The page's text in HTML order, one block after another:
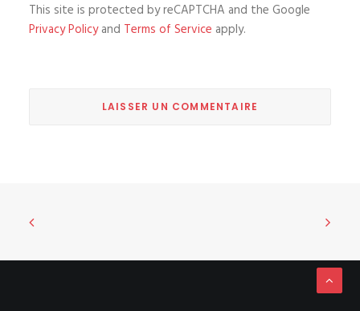
This site is protected by reCAPTCHA and the Google
Privacy Policyand Terms of Service apply.